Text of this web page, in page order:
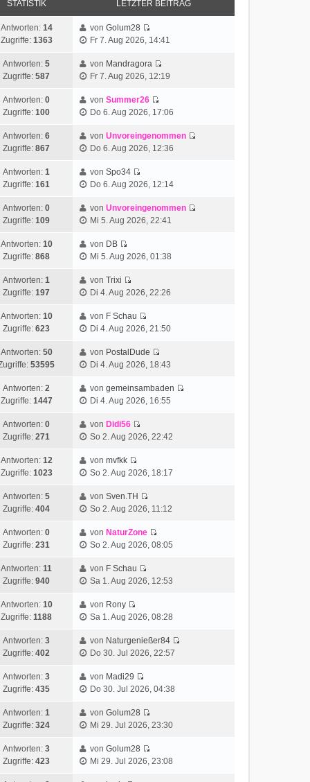
STATISTIK LETZTER BEITRAG
Antworten: 14
Zugriffe: 1363
vonGolum28
Fr 7. Aug 2026, 14:41
Antworten: 5
Zugriffe: 587
von Mandragora
Fr 7. Aug 2026, 12:19
Antworten: 0
Zugriffe: 100
vonSummer26
Do 6. Aug 2026, 17:06
Antworten: 6
Zugriffe: 867
vonUnvoreingenommen
Do 6. Aug 2026, 12:36
Antworten: 1
Zugriffe: 161
vonSpo34
Do 6. Aug 2026, 12:14
Antworten: 0
Zugriffe: 109
vonUnvoreingenommen
Mi 5. Aug 2026, 22:41
Antworten: 10
Zugriffe: 868
von DB
Mi 5. Aug 2026, 01:38
Antworten: 1
Zugriffe: 197
vonTrixi
Di 4. Aug 2026, 22:26
Antworten: 10
Zugriffe: 623
von F Schau
Di 4. Aug 2026, 21:50
Antworten: 50
53595
von PostalDude
Di 4. Aug 2026, 18:43
Antworten: 2
Zugriffe: 1447
vongemeinsambaden
Di 4. Aug 2026, 16:55
Antworten: 0
Zugriffe: 271
von Didi56
So 2. Aug 2026, 22:42
Antworten: 12
Zugriffe: 1023
vonmvfkk
So 2. Aug 2026, 18:17
Antworten: 5
Zugriffe: 404
vonSven.TH
So 2. Aug 2026, 11:12
Antworten: 0
Zugriffe: 231
von NaturZone
So 2. Aug 2026, 08:05
Antworten: 11
Zugriffe: 940
von F Schau
Sa 1. Aug 2026, 12:53
Antworten: 10
Zugriffe: 1188
von Rony
Sa 1. Aug 2026, 08:28
Antworten: 3
Zugriffe: 402
von Naturgenießer84
Do 30. Jul 2026, 22:57
Antworten: 3
Zugriffe: 435
von Madi29
Do 30. Jul 2026, 04:38
Antworten: 1
Zugriffe: 324
vonGolum28
Mi 29. Jul 2026, 23:30
Antworten: 3
Zugriffe: 423
vonGolum28
Mi 29. Jul 2026, 23:08